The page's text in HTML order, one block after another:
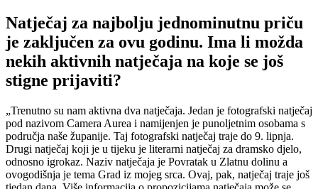
Natječaj za najbolju jednominutnu priču
je zaključen za ovu godinu. Ima li možda
nekih aktivnih natječaja na koje se još
stigne prijaviti?
„Trenutno su nam aktivna dva natječaja. Jedan je fotografski natječaj
pod nazivom Camera Aurea i namijenjen je punoljetnim osobama s
područja naše županije. Taj fotografski natječaj traje do 9. lipnja.
Drugi natječaj koji je u tijeku je literarni natječaj za dramsko djelo,
odnosno igrokaz. Naziv natječaja je Povratak u Zlatnu dolinu a
ovogodišnja je tema Grad iz mojeg srca. Ovaj, pak, natječaj traje još